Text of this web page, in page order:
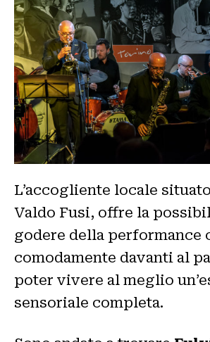
L’accogliente locale
Valdo Fusi, offre la
godere della performance
comodamente davanti al
poter vivere al meglio
sensoriale completa.